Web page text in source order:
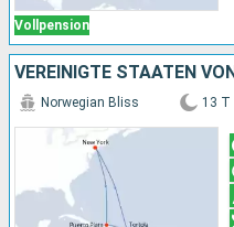
Vollpension
Norwegian Bliss 13 T